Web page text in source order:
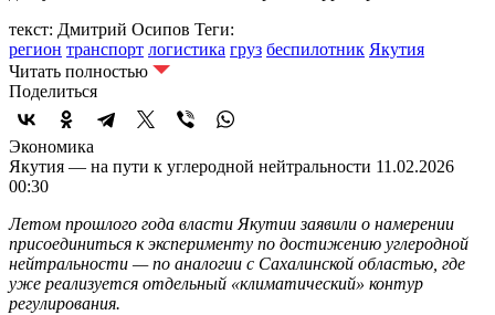
текст: Дмитрий Осипов Теги:
регион транспорт логистика груз беспилотник Якутия
Читать полностью
Поделиться
Экономика
Якутия — на пути к углеродной нейтральности 11.02.2026
00:30
Летом прошлого года власти Якутии заявили о намерении
присоединиться к эксперименту по достижению углеродной
нейтральности — по аналогии с Сахалинской областью, где
уже реализуется отдельный «климатический» контур
регулирования.